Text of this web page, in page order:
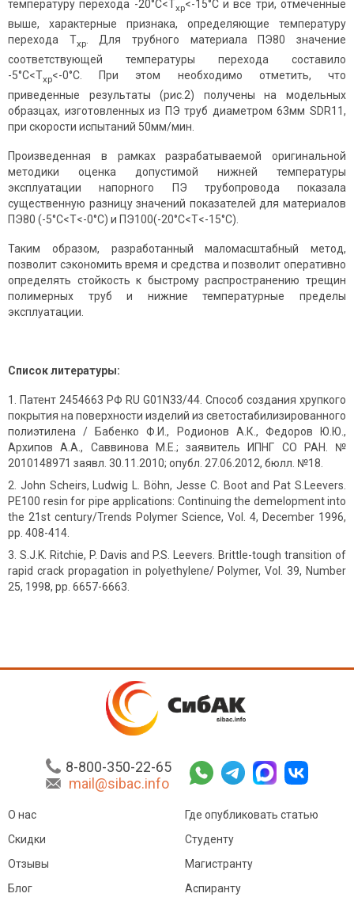
температуру перехода -20°С<Тхр<-15°С и все три, отмеченные
выше, характерные признака, определяющие температуру
перехода Тхр . Для трубного материала ПЭ80 значение
соответствующей температуры перехода составило
-5°С<Тхр<-0°С. При этом необходимо отметить, что
приведенные результаты (рис.2) получены на модельных
образцах, изготовленных из ПЭ труб диаметром 63мм SDR11,
при скорости испытаний 50мм/мин.
Произведенная в рамках разрабатываемой оригинальной
методики оценка допустимой нижней температуры
эксплуатации напорного ПЭ трубопровода показала
существенную разницу значений показателей для материалов
ПЭ80 (-5°С<Т<-0°С) и ПЭ100(-20°С<Т<-15°С).
Таким образом, разработанный маломасштабный метод,
позволит сэкономить время и средства и позволит оперативно
определять стойкость к быстрому распространению трещин
полимерных труб и нижние температурные пределы
эксплуатации.
Список литературы:
Патент 2454663 РФ RU G01N33/44. Способ создания хрупкого
покрытия на поверхности изделий из светостабилизированного
полиэтилена / Бабенко Ф.И., Родионов А.К., Федоров Ю.Ю.,
Архипов А.А., Саввинова М.Е.; заявитель ИПНГ СО РАН. №
2010148971 заявл. 30.11.2010; опубл. 27.06.2012, бюлл. №18.
John Scheirs, Ludwig L. Böhn, Jesse C. Boot and Pat S.Leevers.
PE100 resin for pipe applications: Continuing the demelopment into
the 21st century/Trends Polymer Science, Vol. 4, December 1996,
pp. 408-414.
S.J.K. Ritchie, P. Davis and P.S. Leevers. Brittle-tough transition of
rapid crack propagation in polyethylene/ Polymer, Vol. 39, Number
25, 1998, pp. 6657-6663.
8-800-350-22-65
mail@sibac.info
О нас
Скидки
Отзывы
Блог
Где опубликовать статью
Студенту
Магистранту
Аспиранту